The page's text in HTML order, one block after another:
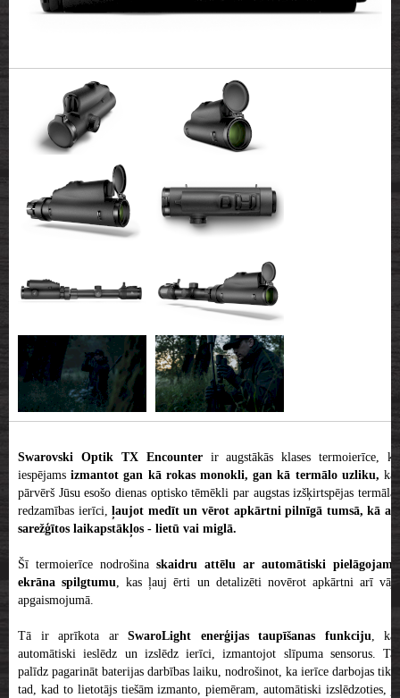
Swarovski Optik TX Encounterir augstākās klases termoierīce, ko
iespējamsizmantot gan kā rokas monokli, gan kā termālo uzliku, kas
pārvērš Jūsu esošo dienas optisko tēmēkli par augstas izšķirtspējas termālās
redzamības ierīci, ļaujot medīt un vērot apkārtni pilnīgā tumsā, kā arī
sarežģītos laikapstākļos - lietū vai miglā.
Šī termoierīce nodrošina skaidru attēlu ar automātiski pielāgojamu
ekrāna spilgtumu, kas ļauj ērti un detalizēti novērot apkārtni arī vājā
apgaismojumā.
Tā ir aprīkota ar SwaroLight enerģijas taupīšanas funkciju, kas
automātiski ieslēdz un izslēdz ierīci, izmantojot slīpuma sensorus. Tas
palīdz pagarināt baterijas darbības laiku, nodrošinot, ka ierīce darbojas tikai
tad, kad to lietotājs tiešām izmanto, piemēram, automātiski izslēdzoties, ja